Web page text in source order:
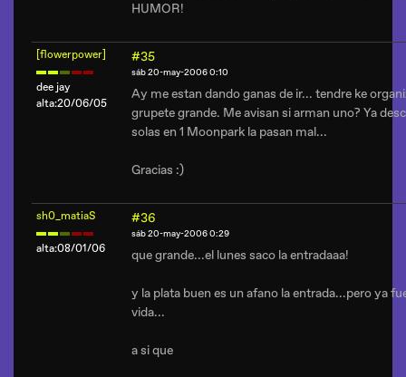
HUMOR!
[flowerpower]
dee jay
alta:20/06/05
#35
sáb 20-may-2006 0:10
Ay me estan dando ganas de ir... tendre ke
grupete grande. Me avisan si arman uno? Ya
solas en 1 Moonpark la pasan mal...
Gracias :)
sh0_matiaS
alta:08/01/06
#36
sáb 20-may-2006 0:29
que grande...el lunes saco la entradaaa!
y la plata buen es un afano la entrada...pero ya
vida...
a si que